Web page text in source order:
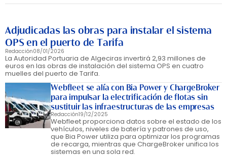
Adjudicadas las obras para instalar el sistema
OPS en el puerto de Tarifa
Redacción08/01/2026
La Autoridad Portuaria de Algeciras invertirá 2,93 millones de
euros en las obras de instalación del sistema OPS en cuatro
muelles del puerto de Tarifa.
Webfleet se alía con Bia Power y ChargeBroker
para impulsar la electrificación de flotas sin
sustituir las infraestructuras de las empresas
Redacción19/12/2025
Webfleet proporciona datos sobre el estado de los
vehículos, niveles de batería y patrones de uso,
que Bia Power utiliza para optimizar los programas
de recarga, mientras que ChargeBroker unifica los
sistemas en una sola red.